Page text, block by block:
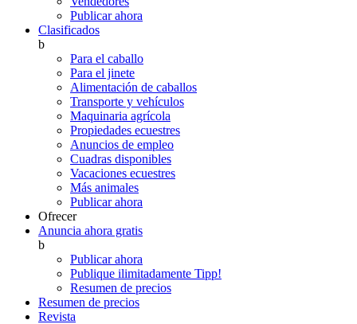
Publicar ahora
Clasificados
b
Para el caballo
Para el jinete
Alimentación de caballos
Transporte y vehículos
Maquinaria agrícola
Propiedades ecuestres
Anuncios de empleo
Cuadras disponibles
Vacaciones ecuestres
Más animales
Publicar ahora
Ofrecer
Anuncia ahora gratis
b
Publicar ahora
Publique ilimitadamente Tipp!
Resumen de precios
Resumen de precios
Revista